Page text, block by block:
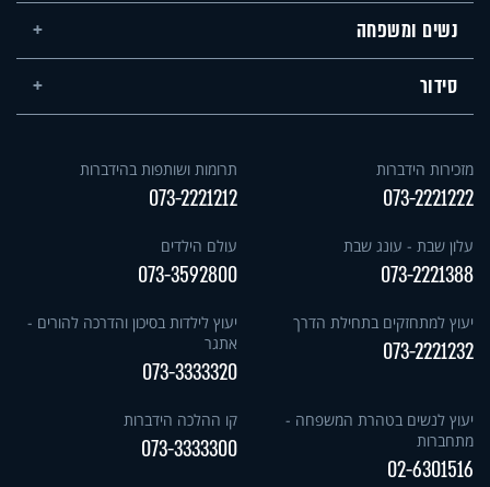
נשים ומשפחה
סידור
מזכירות הידברות
073-2221222
תרומות ושותפות בהידברות
073-2221212
עלון שבת - עונג שבת
073-2221388
עולם הילדים
073-3592800
יעוץ למתחזקים בתחילת הדרך
073-2221232
יעוץ לילדות בסיכון והדרכה להורים -
אתגר
073-3333320
יעוץ לנשים בטהרת המשפחה -
מתחברות
02-6301516
קו ההלכה הידברות
073-3333300